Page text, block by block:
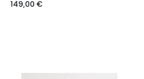
149,00 €